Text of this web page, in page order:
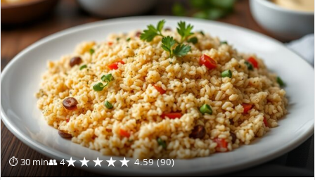
⏱ 30 min👥 4★★★★★ 4.59 (90)